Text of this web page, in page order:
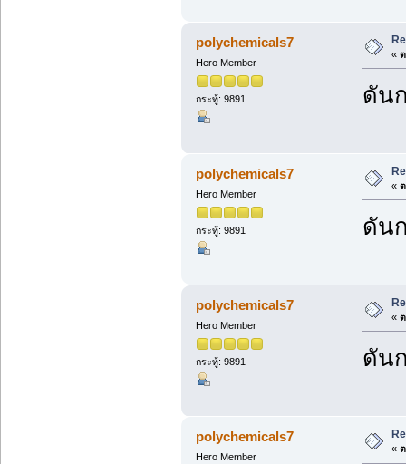
polychemicals7
Hero Member
กระทู้: 9891
«
ดัน
polychemicals7
Hero Member
กระทู้: 9891
«
ดัน
polychemicals7
Hero Member
กระทู้: 9891
«
ดัน
polychemicals7
Hero Member
«